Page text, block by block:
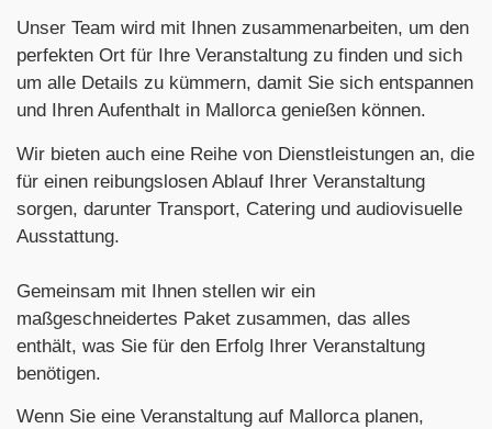
Unser Team wird mit Ihnen zusammenarbeiten, um den
perfekten Ort für Ihre Veranstaltung zu finden und sich
um alle Details zu kümmern, damit Sie sich entspannen
und Ihren Aufenthalt in Mallorca genießen können.
Wir bieten auch eine Reihe von Dienstleistungen an, die
für einen reibungslosen Ablauf Ihrer Veranstaltung
sorgen, darunter Transport, Catering und audiovisuelle
Ausstattung.
Gemeinsam mit Ihnen stellen wir ein
maßgeschneidertes Paket zusammen, das alles
enthält, was Sie für den Erfolg Ihrer Veranstaltung
benötigen.
Wenn Sie eine Veranstaltung auf Mallorca planen,